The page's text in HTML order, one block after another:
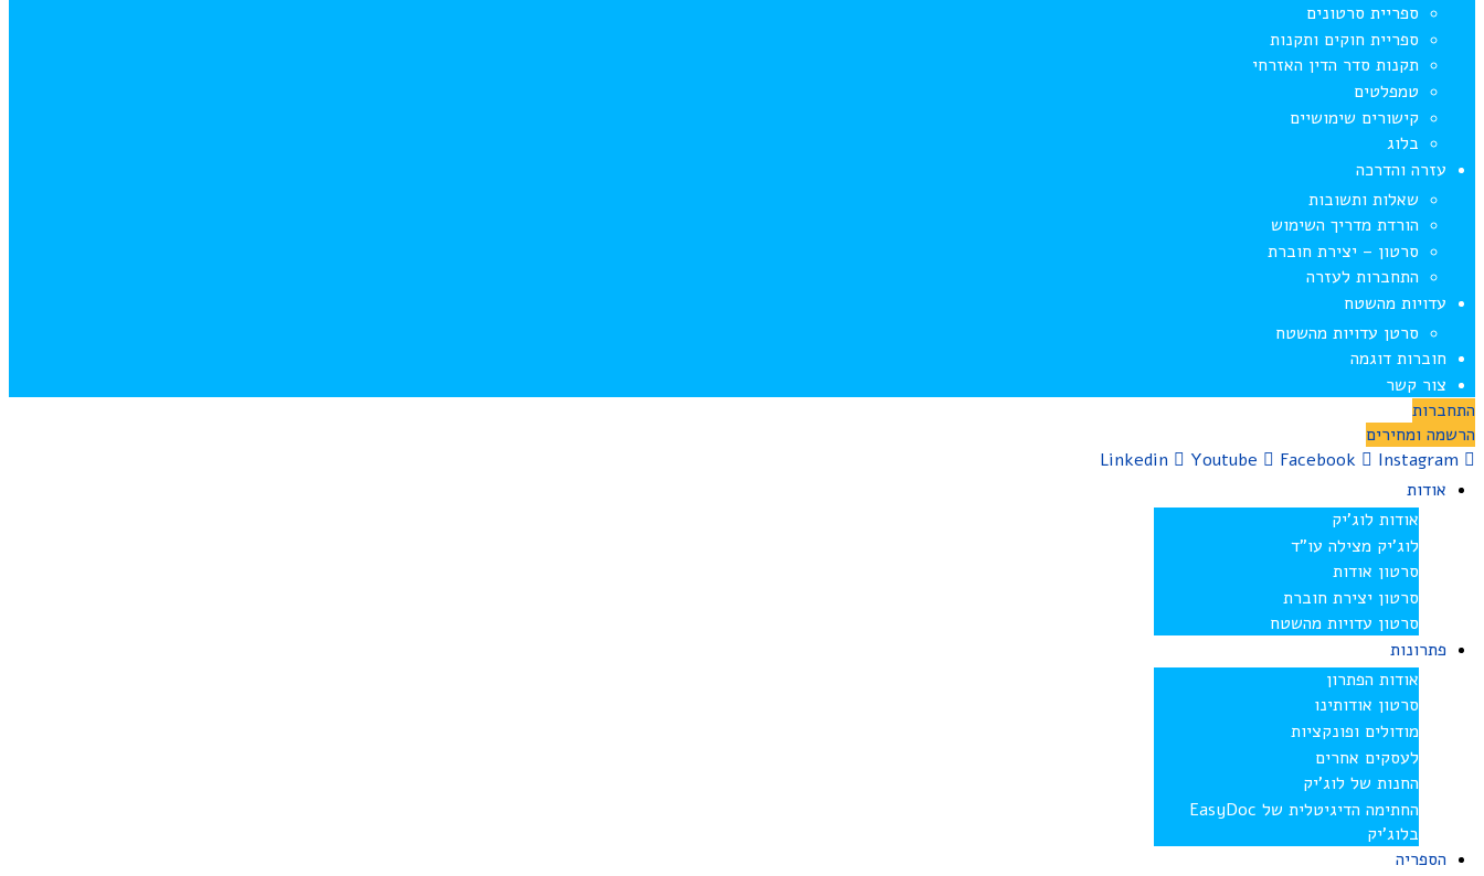
ספריית סרטונים
ספריית חוקים ותקנות
תקנות סדר הדין האזרחי
טמפלטים
קישורים שימושיים
בלוג
עזרה והדרכה
שאלות ותשובות
הורדת מדריך השימוש
סרטון – יצירת חוברת
התחברות לעזרה
עדויות מהשטח
סרטן עדויות מהשטח
חוברות דוגמה
צור קשר
התחברות
הרשמה ומחירים
Linkedin
Youtube Facebook
Instagram
אודות
אודות לוג’יק
לוג’יק מצילה עו”ד
סרטון אודות
סרטון יצירת חוברת
סרטון עדויות מהשטח
פתרונות
אודות הפתרון
סרטון אודותינו
מודולים ופונקציות
לעסקים אחרים
החנות של לוג’יק
החתימה הדיגיטלית של EasyDoc
בלוג’יק
הספריה